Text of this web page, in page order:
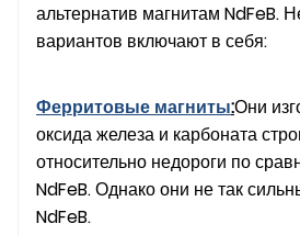
альтернатив магнитам NdFeB.
вариантов включают в себя:
Ферритовые магниты:Они
оксида железа и карбоната
относительно недороги по
NdFeB. Однако они не так
NdFeB.